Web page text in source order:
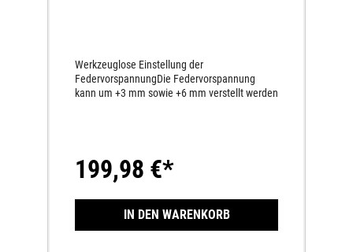
Werkzeuglose Einstellung der
FedervorspannungDie Federvorspannung
kann um +3 mm sowie +6 mm verstellt werden
199,98 €*
IN DEN WARENKORB